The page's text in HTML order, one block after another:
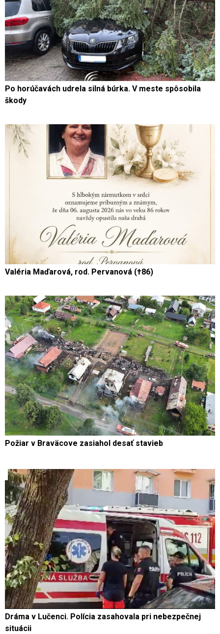
Po horúčavách udrela silná búrka. V meste spôsobila
škody
Valéria Maďarová, rod. Pervanová (†86)
Požiar v Braväcove zasiahol desať stavieb
Dráma v Lučenci. Polícia zasahovala pri nebezpečnej
situácii